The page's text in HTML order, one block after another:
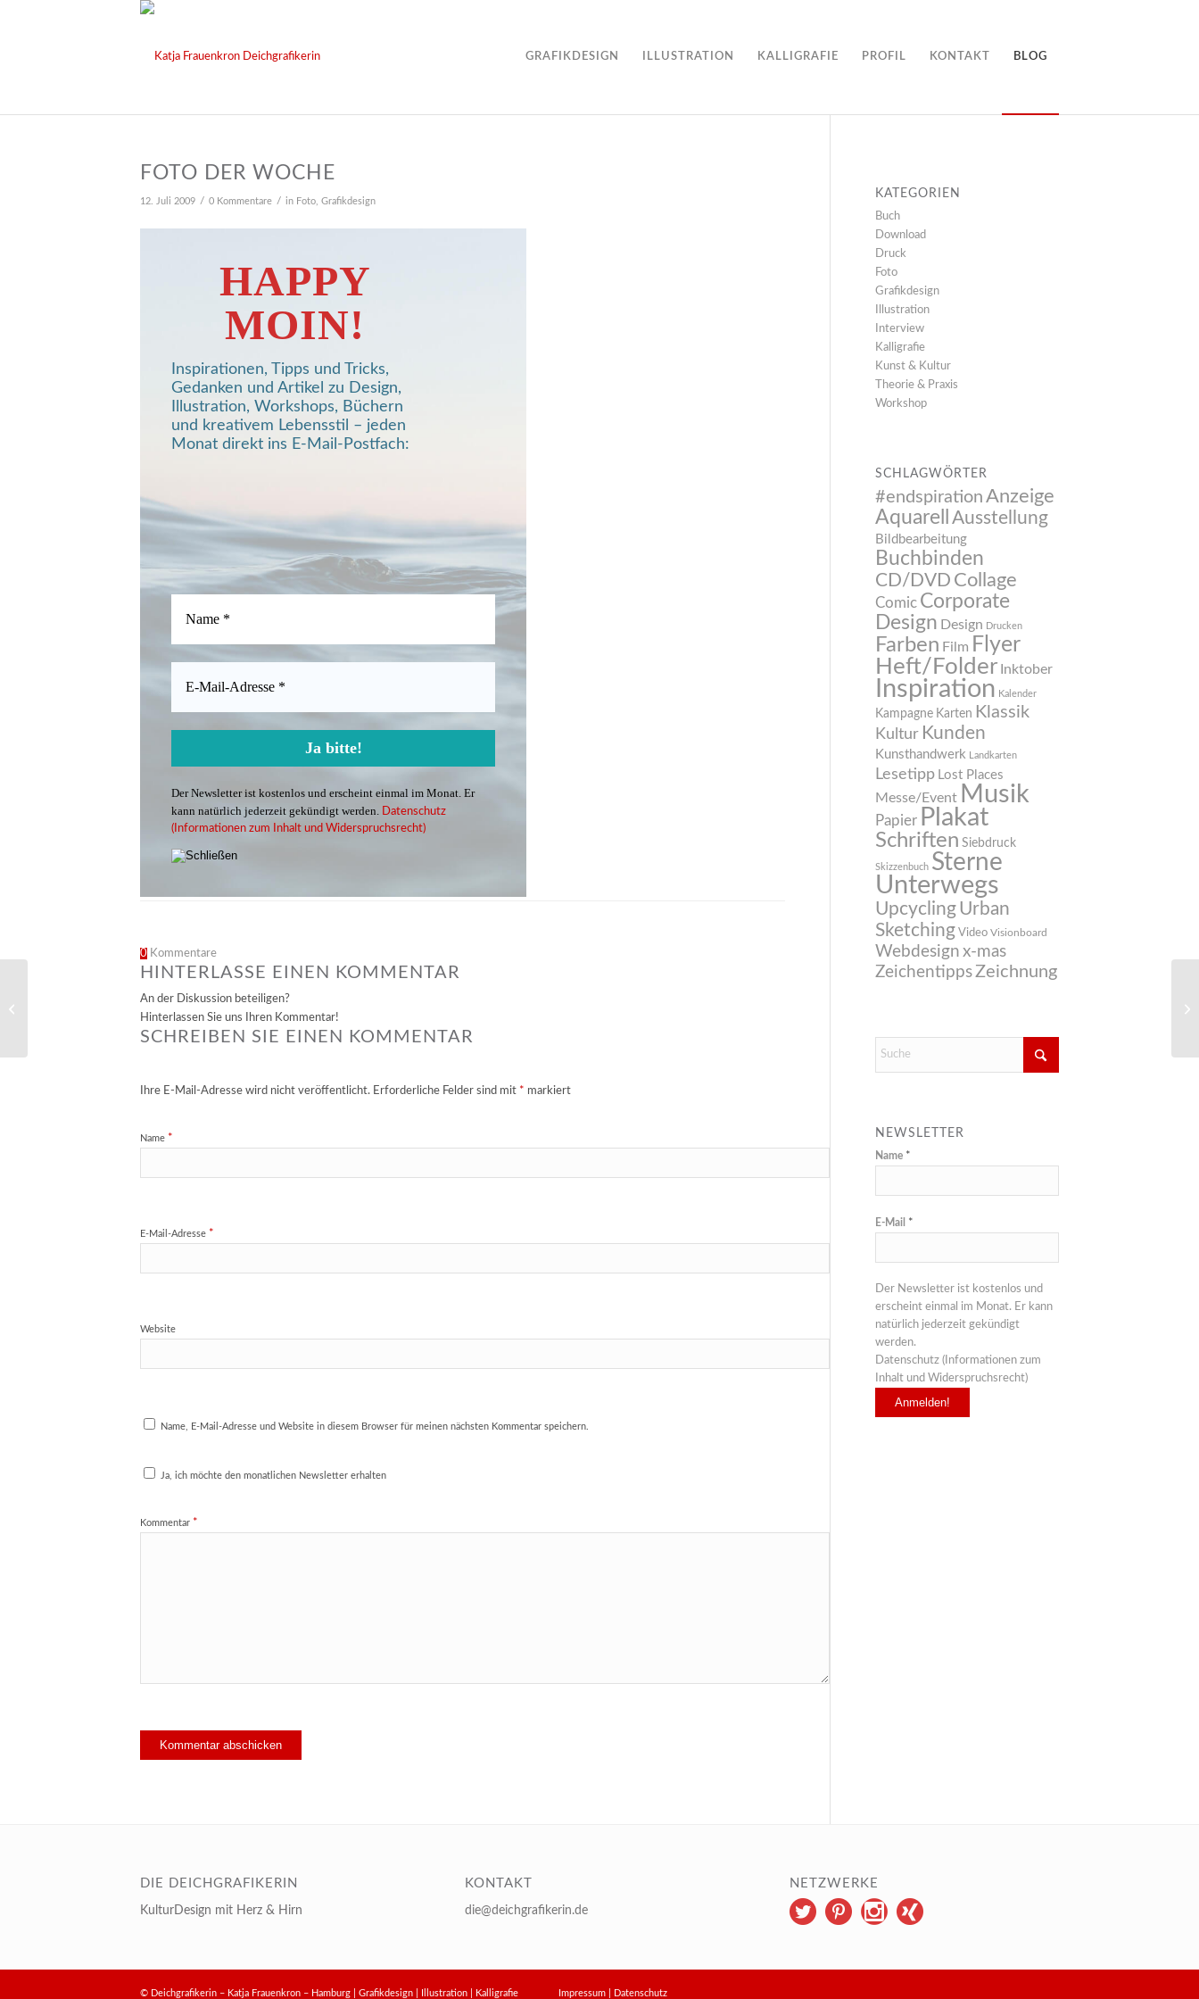
GRAFIKDESIGN ILLUSTRATION KALLIGRAFIE PROFIL KONTAKT BLOG
FOTO DER WOCHE
12. Juli 2009 / 0 Kommentare / in Foto, Grafikdesign
HAPPY
MOIN!
Inspirationen, Tipps und Tricks,
Gedanken und Artikel zu Design,
Illustration, Workshops, Büchern
und kreativem Lebensstil – jeden
Monat direkt ins E-Mail-Postfach:
Der Newsletter ist kostenlos und erscheint einmal im Monat. Er
kann natürlich jederzeit gekündigt werden. Datenschutz
(Informationen zum Inhalt und Widerspruchsrecht)
0 Kommentare
HINTERLASSE EINEN KOMMENTAR
An der Diskussion beteiligen?
Hinterlassen Sie uns Ihren Kommentar!
SCHREIBEN SIE EINEN KOMMENTAR
Ihre E-Mail-Adresse wird nicht veröffentlicht. Erforderliche Felder sind mit * markiert
Name *
E-Mail-Adresse *
Website
Name, E-Mail-Adresse und Website in diesem Browser für meinen nächsten Kommentar speichern.
Ja, ich möchte den monatlichen Newsletter erhalten
Kommentar *
KATEGORIEN
Buch
Download
Druck
Foto
Grafikdesign
Illustration
Interview
Kalligrafie
Kunst & Kultur
Theorie & Praxis
Workshop
SCHLAGWÖRTER
#endspiration Anzeige
Aquarell
Ausstellung
Bildbearbeitung
Buchbinden
CD/DVD Collage
Comic Corporate
Design Design Drucken
Farben Film Flyer
Heft/Folder Inktober
Inspiration Kalender
Kampagne Karten Klassik
Kultur Kunden
Kunsthandwerk Landkarten
Lesetipp Lost Places
Messe/Event Musik
Papier Plakat
Schriften Siebdruck
Skizzenbuch Sterne
Unterwegs
Upcycling Urban
Sketching Video Visionboard
Webdesign x-mas
ZeichentippsZeichnung
NEWSLETTER
Name *
E-Mail *
Der Newsletter ist kostenlos und
erscheint einmal im Monat. Er kann
natürlich jederzeit gekündigt
werden.
Datenschutz (Informationen zum
Inhalt und Widerspruchsrecht)
DIE DEICHGRAFIKERIN
KulturDesign mit Herz & Hirn
KONTAKT
die@deichgrafikerin.de
NETZWERKE
© Deichgrafikerin – Katja Frauenkron – Hamburg | Grafikdesign | Illustration | Kalligrafie Impressum Datenschutz